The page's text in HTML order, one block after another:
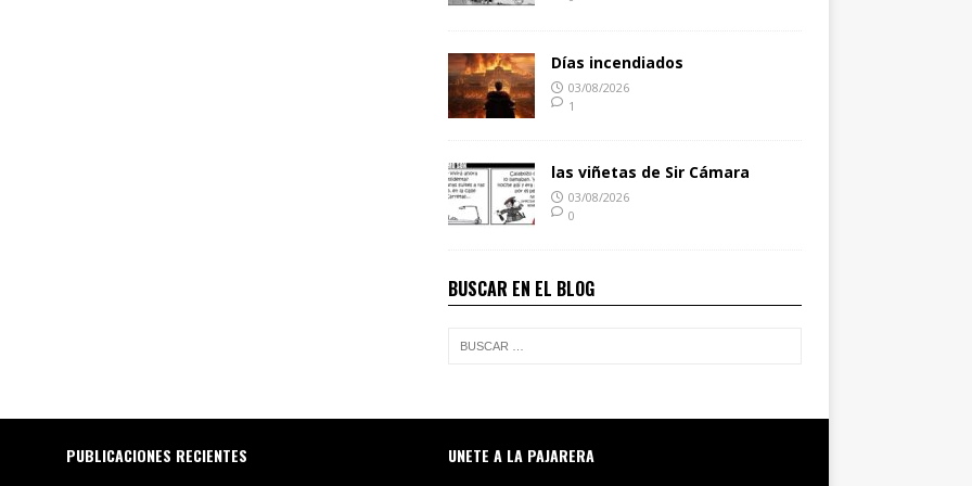
Días incendiados
03/08/2026
1
las viñetas de Sir Cámara
03/08/2026
0
BUSCAR EN EL BLOG
PUBLICACIONES RECIENTES UNETE A LA PAJARERA